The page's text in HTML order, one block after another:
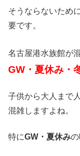
そうならないため
要です。
名古屋港水族館が
GW・夏休み・
子供から大人まで
混雑しますよね。
特にGW・夏休み